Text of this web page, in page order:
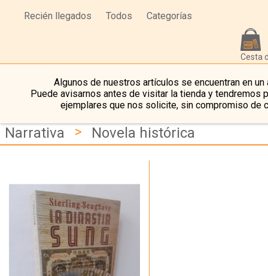
Recién llegados Todos Categorías
Cesta
Algunos de nuestros artículos se encuentran en un
Puede avisarnos antes de visitar la tienda y tendremos
ejemplares que nos solicite, sin compromiso de
Narrativa > Novela histórica